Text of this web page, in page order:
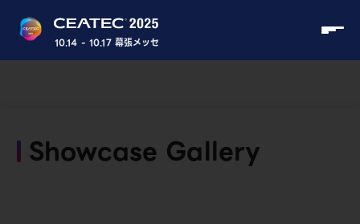
10.14 - 10.17 幕張メッセ
Showcase Gallery